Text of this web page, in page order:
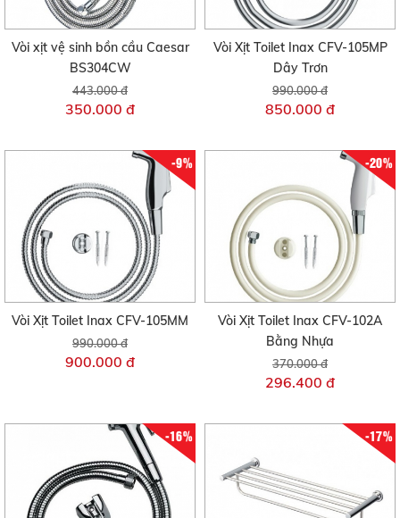
Vòi xịt vệ sinh bồn cầu Caesar
BS304CW
443.000 đ
350.000 đ
Vòi Xịt Toilet Inax CFV-105MP
Dây Trơn
990.000 đ
850.000 đ
-9%
Vòi Xịt Toilet Inax CFV-105MM
990.000 đ
900.000 đ
-20%
Vòi Xịt Toilet Inax CFV-102A
Bằng Nhựa
370.000 đ
296.400 đ
-16% -17%